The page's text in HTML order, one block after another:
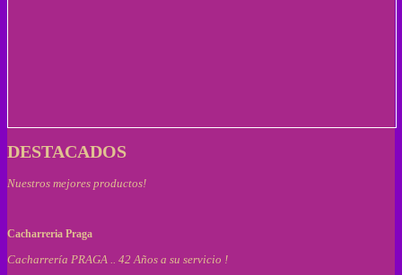
DESTACADOS
Nuestros mejores productos!
Cacharreria Praga
Cacharrería PRAGA .. 42 Años a su servicio !